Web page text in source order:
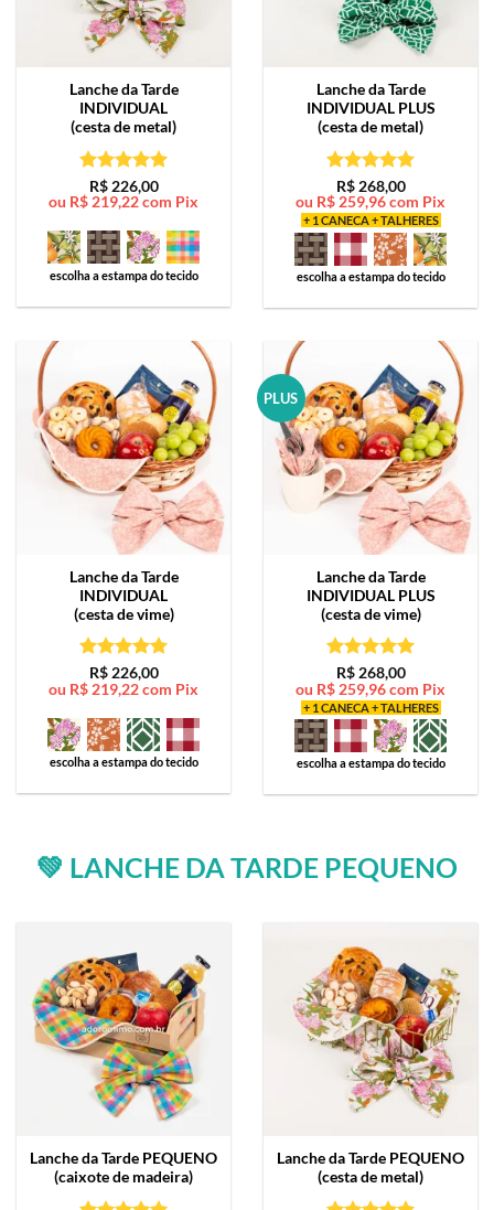
Lanche da Tarde
INDIVIDUAL
(cesta de metal)
Avaliação5
de 5
R$226,00
ou R$ 219,22com Pix
escolha a estampa do tecido
Lanche da Tarde
INDIVIDUAL PLUS
(cesta de metal)
Avaliação5
de 5
R$268,00
ou R$ 259,96com Pix
+ 1 CANECA + TALHERES
escolha a estampa do tecido
Lanche da Tarde
INDIVIDUAL
(cesta de vime)
Avaliação5
de 5
R$226,00
ou R$ 219,22com Pix
escolha a estampa do tecido
PLUS
Lanche da Tarde
INDIVIDUAL PLUS
(cesta de vime)
Avaliação5
de 5
R$268,00
ou R$ 259,96com Pix
+ 1 CANECA + TALHERES
escolha a estampa do tecido
💚 LANCHE DA TARDE PEQUENO
Lanche da Tarde PEQUENO
(caixote de madeira)
Lanche da Tarde PEQUENO
(cesta de metal)